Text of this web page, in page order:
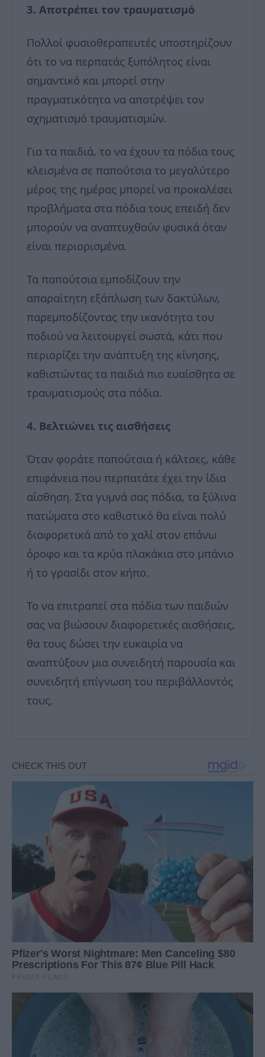
3. Αποτρέπει τον τραυματισμό
Πολλοί φυσιοθεραπευτές υποστηρίζουν
ότι το να περπατάς ξυπόλητος είναι
σημαντικό και μπορεί στην
πραγματικότητα να αποτρέψει τον
σχηματισμό τραυματισμών.
Για τα παιδιά, το να έχουν τα πόδια τους
κλεισμένα σε παπούτσια το μεγαλύτερο
μέρος της ημέρας μπορεί να προκαλέσει
προβλήματα στα πόδια τους επειδή δεν
μπορούν να αναπτυχθούν φυσικά όταν
είναι περιορισμένα.
Τα παπούτσια εμποδίζουν την
απαραίτητη εξάπλωση των δακτύλων,
παρεμποδίζοντας την ικανότητα του
ποδιού να λειτουργεί σωστά, κάτι που
περιορίζει την ανάπτυξη της κίνησης,
καθιστώντας τα παιδιά πιο ευαίσθητα σε
τραυματισμούς στα πόδια.
4. Βελτιώνει τις αισθήσεις
Όταν φοράτε παπούτσια ή κάλτσες, κάθε
επιφάνεια που περπατάτε έχει την ίδια
αίσθηση. Στα γυμνά σας πόδια, τα ξύλινα
πατώματα στο καθιστικό θα είναι πολύ
διαφορετικά από το χαλί στον επάνω
όροφο και τα κρύα πλακάκια στο μπάνιο
ή το γρασίδι στον κήπο.
Το να επιτραπεί στα πόδια των παιδιών
σας να βιώσουν διαφορετικές αισθήσεις,
θα τους δώσει την ευκαιρία να
αναπτύξουν μια συνειδητή παρουσία και
συνειδητή επίγνωση του περιβάλλοντός
τους.